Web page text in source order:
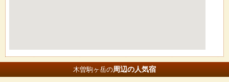
木曽駒ヶ岳の周辺の人気宿